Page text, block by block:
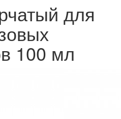
для
100 мл